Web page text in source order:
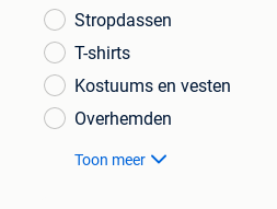
Stropdassen
T-shirts
Kostuums en vesten
Overhemden
Toon meer